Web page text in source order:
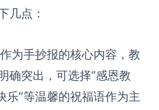
在线绘图
几点：
作为手抄报的核心内容，教
确突出，可选择“感恩教
乐”等温馨的祝福语作为主